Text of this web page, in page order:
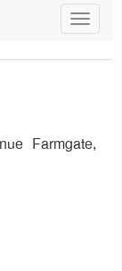
Toggle
Farmgate,